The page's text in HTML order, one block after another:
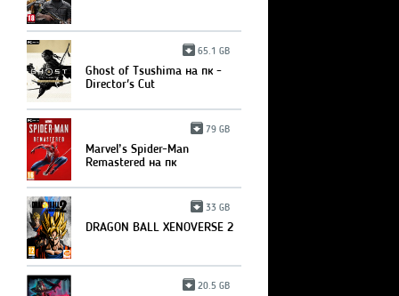
65.1 GB
Ghost of Tsushima на пк -
Director's Cut
79 GB
Marvel’s Spider-Man
Remastered на пк
33 GB
DRAGON BALL XENOVERSE 2
20.5 GB